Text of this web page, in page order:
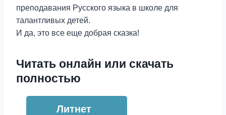
преподавания Русского языка в школе для
талантливых детей.
И да, это все еще добрая сказка!
Читать онлайн или скачать
полностью
Литнет